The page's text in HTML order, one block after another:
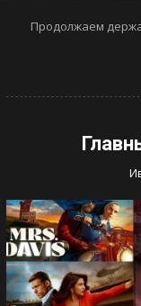
Продолжаем